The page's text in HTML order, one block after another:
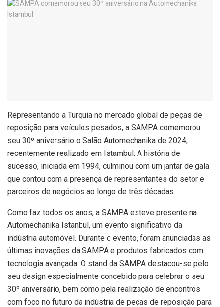
Representando a Turquia no mercado global de peças de
reposição para veículos pesados, a SAMPA comemorou
seu 30º aniversário o Salão Automechanika de 2024,
recentemente realizado em Istambul. A história de
sucesso, iniciada em 1994, culminou com um jantar de gala
que contou com a presença de representantes do setor e
parceiros de negócios ao longo de três décadas.
Como faz todos os anos, a SAMPA esteve presente na
Automechanika Istanbul, um evento significativo da
indústria automóvel. Durante o evento, foram anunciadas as
últimas inovações da SAMPA e produtos fabricados com
tecnologia avançada. O stand da SAMPA destacou-se pelo
seu design especialmente concebido para celebrar o seu
30º aniversário, bem como pela realização de encontros
com foco no futuro da indústria de peças de reposição para